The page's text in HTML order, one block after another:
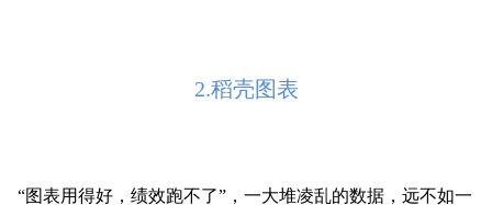
2.稻壳图表
“图表用得好，绩效跑不了”，一大堆凌乱的数据，远不如一